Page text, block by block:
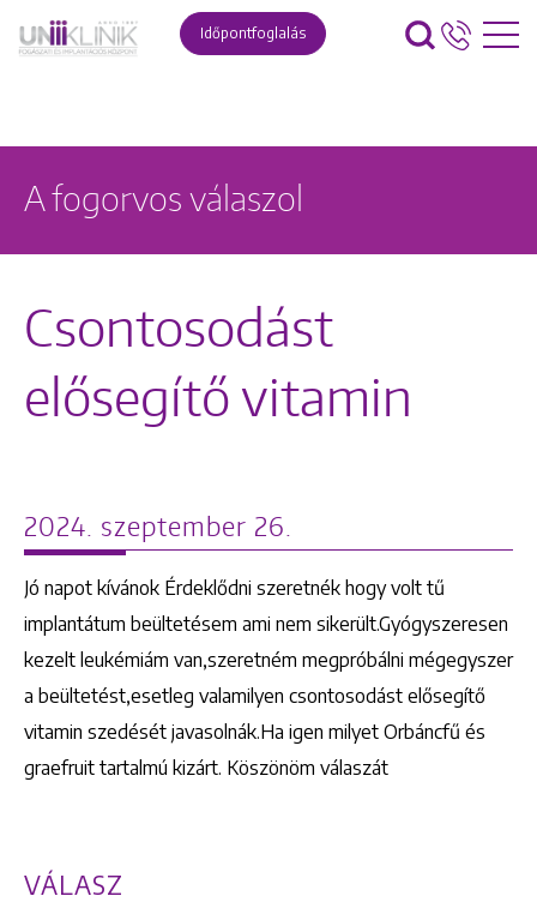
Időpontfoglalás
A fogorvos válaszol
Csontosodást
elősegítő vitamin
2024. szeptember 26.
Jó napot kívánok Érdeklődni szeretnék hogy volt tű
implantátum beültetésem ami nem sikerült.Gyógyszeresen
kezelt leukémiám van,szeretném megpróbálni mégegyszer
a beültetést,esetleg valamilyen csontosodást elősegítő
vitamin szedését javasolnák.Ha igen milyet Orbáncfű és
graefruit tartalmú kizárt. Köszönöm válaszát
VÁLASZ